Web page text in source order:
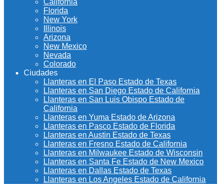
California
Florida
New York
Illinois
Arizona
New Mexico
Nevada
Colorado
Ciudades
Llanteras en El Paso Estado de Texas
Llanteras en San Diego Estado de California
Llanteras en San Luis Obispo Estado de
California
Llanteras en Yuma Estado de Arizona
Llanteras en Pasco Estado de Florida
Llanteras en Austin Estado de Texas
Llanteras en Fresno Estado de California
Llanteras en Milwaukee Estado de Wisconsin
Llanteras en Santa Fe Estado de New Mexico
Llanteras en Dallas Estado de Texas
Llanteras en Los Angeles Estado de California